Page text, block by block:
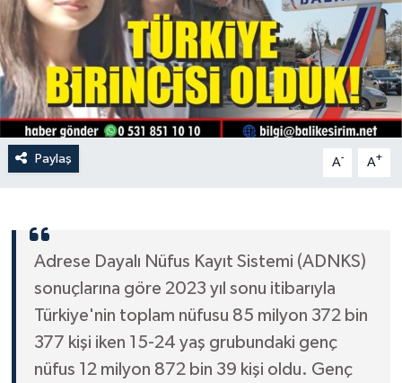
Paylaş A- A+
Adrese Dayalı Nüfus Kayıt Sistemi (ADNKS)
sonuçlarına göre 2023 yıl sonu itibarıyla
Türkiye'nin toplam nüfusu 85 milyon 372 bin
377 kişi iken 15-24 yaş grubundaki genç
nüfus 12 milyon 872 bin 39 kişi oldu. Genç